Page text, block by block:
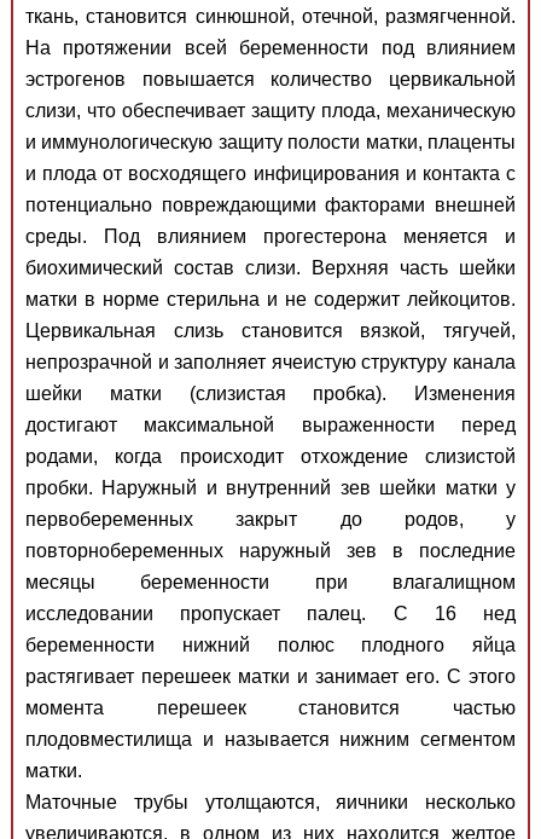
ткань, становится синюшной, отечной, размягченной.
На протяжении всей беременности под влиянием
эстрогенов повышается количество цервикальной
слизи, что обеспечивает защиту плода, механическую
и иммунологическую защиту полости матки, плаценты
и плода от восходящего инфицирования и контакта с
потенциально повреждающими факторами внешней
среды. Под влиянием прогестерона меняется и
биохимический состав слизи. Верхняя часть шейки
матки в норме стерильна и не содержит лейкоцитов.
Цервикальная слизь становится вязкой, тягучей,
непрозрачной и заполняет ячеистую структуру канала
шейки матки (слизистая пробка). Изменения
достигают максимальной выраженности перед
родами, когда происходит отхождение слизистой
пробки. Наружный и внутренний зев шейки матки у
первобеременных закрыт до родов, у
повторнобеременных наружный зев в последние
месяцы беременности при влагалищном
исследовании пропускает палец. С 16 нед
беременности нижний полюс плодного яйца
растягивает перешеек матки и занимает его. С этого
момента перешеек становится частью
плодовместилища и называется нижним сегментом
матки.
Маточные трубы утолщаются, яичники несколько
увеличиваются, в одном из них находится желтое